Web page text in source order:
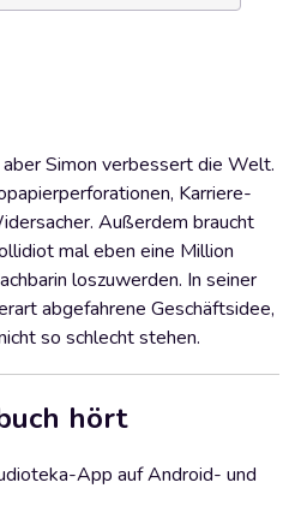
Simon verbessert die Welt.
Karriere-
Außerdem braucht
mal eben eine Million
loszuwerden. In seiner
abgefahrene Geschäftsidee,
so schlecht stehen.
hört
App auf Android- und